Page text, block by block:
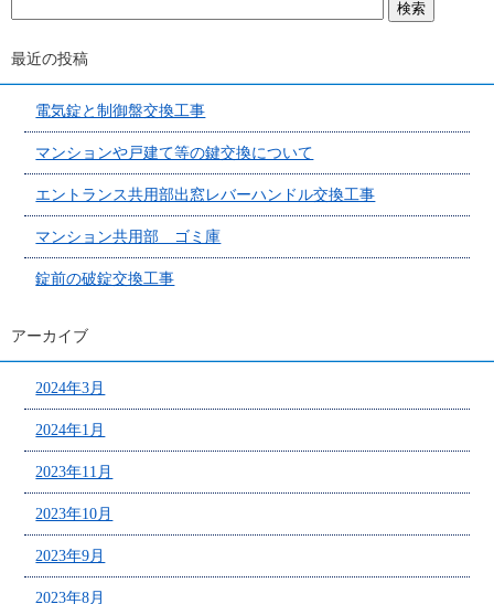
最近の投稿
電気錠と制御盤交換工事
マンションや戸建て等の鍵交換について
エントランス共用部出窓レバーハンドル交換工事
マンション共用部 ゴミ庫
錠前の破錠交換工事
アーカイブ
2024年3月
2024年1月
2023年11月
2023年10月
2023年9月
2023年8月